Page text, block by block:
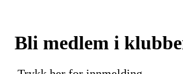
Bli medlem i